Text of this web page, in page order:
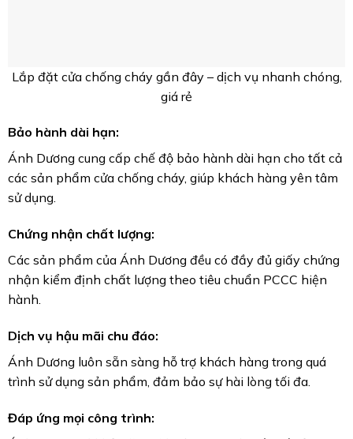
Ánh Dương có khả năng đáp ứng mọi yêu cầu về cửa
chống cháy cho các công trình từ nhà ở, chung cư, văn
ANH DUONG FIRE DOOR PROTECTION CO.LTD
Địa chỉ: 1249B Quốc Lộ 1A, P. An Lạc, Q. Bình Tân, HCM
0906339879
Email: anhduongfiredoors@gmail.com
pcccanhduong.com – sontinhdienanhduong.com
Nhận thiết kế và lắp đặt cửa